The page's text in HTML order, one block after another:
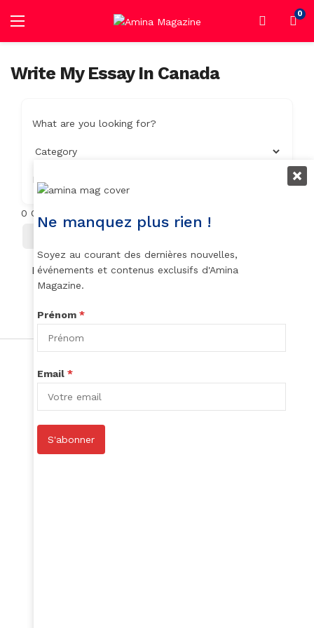
0
Write My Essay In Canada
What are you looking for?
Location
0 Objets trouvés
No listings found.
Ne manquez plus rien !
Soyez au courant des dernières nouvelles,
événements et contenus exclusifs d'Amina
Magazine.
Prénom *
Email *
S'abonner